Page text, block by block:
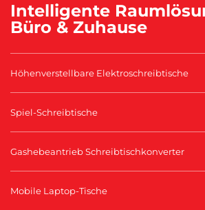
Intelligente
Büro & Zuhause
Höhenverstellbare Elektroschreibtische
Spiel-Schreibtische
Gashebeantrieb Schreibtischkonverter
Mobile Laptop-Tische